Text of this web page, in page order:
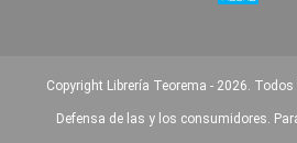
Copyright Librería Teorema - 2026.
Defensa de las y los consumidores.